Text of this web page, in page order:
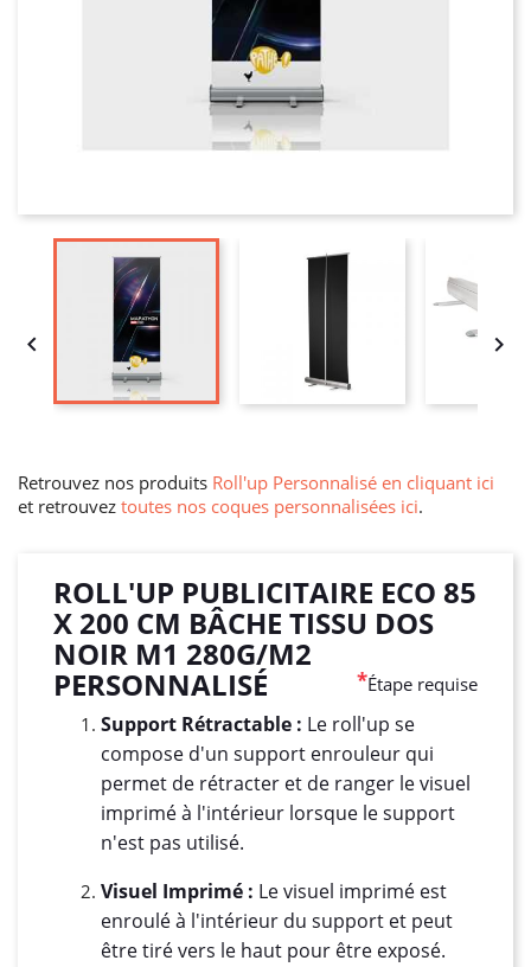
 
Retrouvez nos produits Roll'up Personnalisé en cliquant ici
et retrouvez toutes nos coques personnalisées ici.
ROLL'UP PUBLICITAIRE ECO 85
X 200 CM BÂCHE TISSU DOS
NOIR M1 280G/M2
PERSONNALISÉ *Étape requise
Support Rétractable : Le roll'up se
compose d'un support enrouleur qui
permet de rétracter et de ranger le visuel
imprimé à l'intérieur lorsque le support
n'est pas utilisé.
Visuel Imprimé : Le visuel imprimé est
enroulé à l'intérieur du support et peut
être tiré vers le haut pour être exposé.